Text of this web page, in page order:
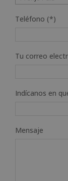
Teléfono (*)
Tu correo
Indícanos en
Mensaje